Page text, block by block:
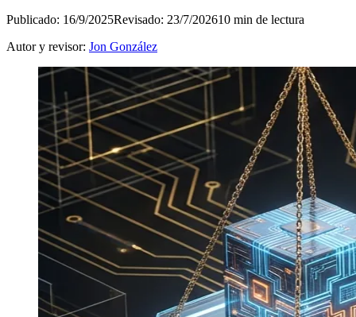
Publicado: 16/9/2025Revisado: 23/7/202610 min de lectura
Autor y revisor: Jon González